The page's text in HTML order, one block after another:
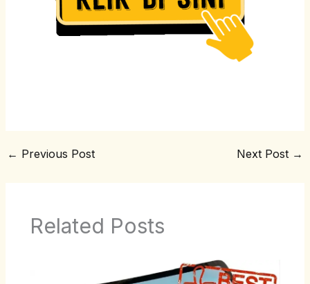
← Previous Post Next Post →
Related Posts